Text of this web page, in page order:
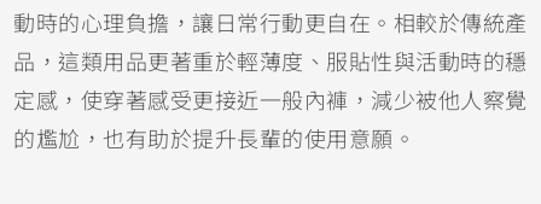
動時的心理負擔，讓日常行動更自在。相較於傳統產
品，這類用品更著重於輕薄度、服貼性與活動時的穩
定感，使穿著感受更接近一般內褲，減少被他人察覺
的尷尬，也有助於提升長輩的使用意願。